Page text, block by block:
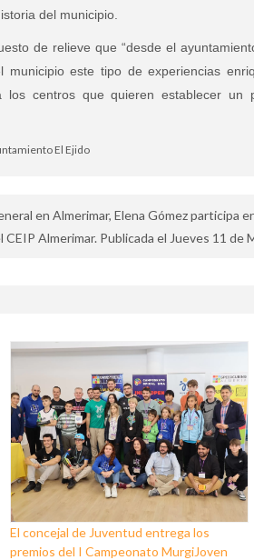
del municipio.
de relieve que “desde el
municipio este tipo de experiencias
los centros que quieren establecer un
El Ejido
en Almerimar, Elena Gómez participa
CEIP Almerimar. Publicada el Jueves 11 de
El concejal de Juventud entrega los
premios del I Campeonato MurgiJoven